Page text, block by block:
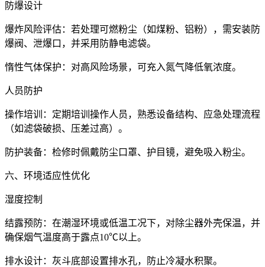
防爆设计
爆炸风险评估：若处理可燃粉尘（如煤粉、铝粉），需安装防
爆阀、泄爆口，并采用防静电滤袋。
惰性气体保护：对高风险场景，可充入氮气降低氧浓度。
人员防护
操作培训：定期培训操作人员，熟悉设备结构、应急处理流程
（如滤袋破损、压差过高）。
防护装备：检修时佩戴防尘口罩、护目镜，避免吸入粉尘。
六、环境适应性优化
湿度控制
结露预防：在潮湿环境或低温工况下，对除尘器外壳保温，并
确保烟气温度高于露点10℃以上。
排水设计：灰斗底部设置排水孔，防止冷凝水积聚。